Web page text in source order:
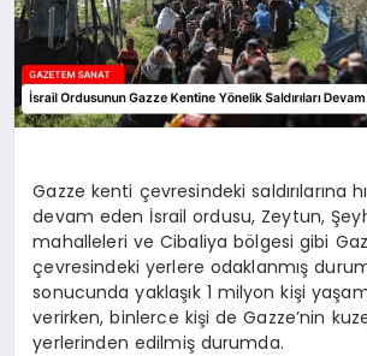
Gazze kenti çevresindeki saldırılarına
devam eden İsrail ordusu, Zeytun,
mahalleleri ve Cibaliya bölgesi gibi
çevresindeki yerlere odaklanmış
sonucunda yaklaşık 1 milyon kişi
verirken, binlerce kişi de Gazze’nin
yerlerinden edilmiş durumda.